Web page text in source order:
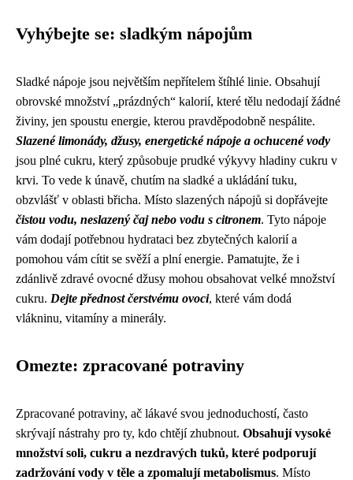
Vyhýbejte se: sladkým nápojům
Sladké nápoje jsou největším nepřítelem štíhlé linie. Obsahují
obrovské množství „prázdných“ kalorií, které tělu nedodají žádné
živiny, jen spoustu energie, kterou pravděpodobně nespálite.
Slazené limonády, džusy, energetické nápoje a ochucené vody
jsou plné cukru, který způsobuje prudké výkyvy hladiny cukru v
krvi. To vede k únavě, chutím na sladké a ukládání tuku,
obzvlášť v oblasti břicha. Místo slazených nápojů si dopřávejte
čistou vodu, neslazený čaj nebo vodu s citronem. Tyto nápoje
vám dodají potřebnou hydrataci bez zbytečných kalorií a
pomohou vám cítit se svěží a plní energie. Pamatujte, že i
zdánlivě zdravé ovocné džusy mohou obsahovat velké množství
cukru. Dejte přednost čerstvému ovoci, které vám dodá
vlákninu, vitamíny a minerály.
Omezte: zpracované potraviny
Zpracované potraviny, ač lákavé svou jednoduchostí, často
skrývají nástrahy pro ty, kdo chtějí zhubnout. Obsahují vysoké
množství soli, cukru a nezdravých tuků, které podporují
zadržování vody v těle a zpomalují metabolismus. Místo